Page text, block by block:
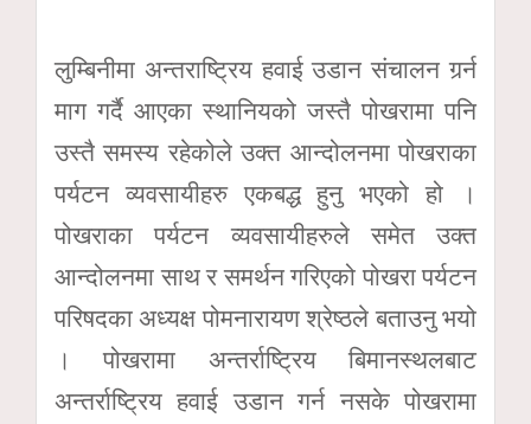
लुम्बिनीमा अन्तराष्ट्रिय हवाई उडान संचालन गर्र्न
माग गर्दै आएका स्थानियको जस्तै पोखरामा पनि
उस्तै समस्य रहेकोले उक्त आन्दोलनमा पोखराका
पर्यटन व्यवसायीहरु एकबद्ध हुनु भएको हो ।
पोखराका पर्यटन व्यवसायीहरुले समेत उक्त
आन्दोलनमा साथ र समर्थन गरिएको पोखरा पर्यटन
परिषदका अध्यक्ष पोमनारायण श्रेष्ठले बताउनु भयो
। पोखरामा अन्तर्राष्ट्रिय बिमानस्थलबाट
अन्तर्राष्ट्रिय हवाई उडान गर्न नसके पोखरामा